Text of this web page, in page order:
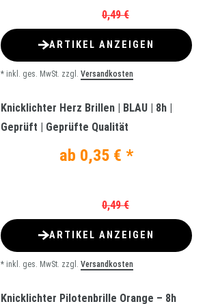
0,49 €
ARTIKEL ANZEIGEN
* inkl. ges. MwSt. zzgl. Versandkosten
Knicklichter Herz Brillen | BLAU | 8h |
Geprüft | Geprüfte Qualität
0,49 €
ab 0,35 € *
ARTIKEL ANZEIGEN
* inkl. ges. MwSt. zzgl. Versandkosten
Knicklichter Pilotenbrille Orange – 8h